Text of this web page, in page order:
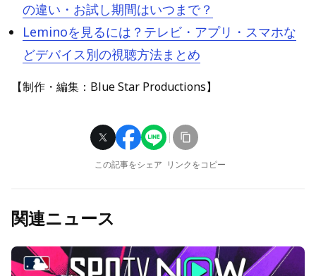
の違い・お試し期間はいつまで？
Leminoを見るには？テレビ・アプリ・スマホな
どデバイス別の視聴方法まとめ
【制作・編集：Blue Star Productions】
この記事をシェア リンクをコピー
関連ニュース